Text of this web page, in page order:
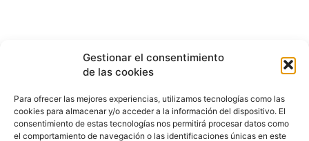
Gestionar el consentimiento
de las cookies
Para ofrecer las mejores experiencias, utilizamos tecnologías como las
cookies para almacenar y/o acceder a la información del dispositivo. El
consentimiento de estas tecnologías nos permitirá procesar datos como
el comportamiento de navegación o las identificaciones únicas en este